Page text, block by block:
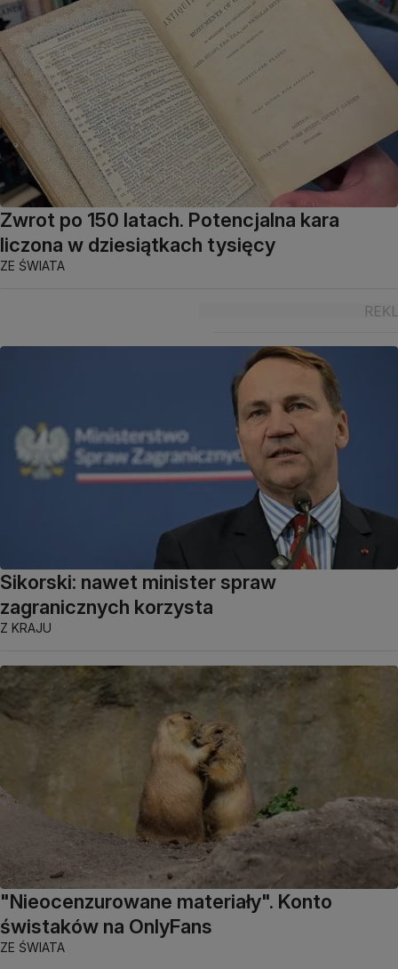
Zwrot po 150 latach. Potencjalna kara
liczona w dziesiątkach tysięcy
ZE ŚWIATA
Sikorski: nawet minister spraw
zagranicznych korzysta
Z KRAJU
"Nieocenzurowane materiały". Konto
świstaków na OnlyFans
ZE ŚWIATA